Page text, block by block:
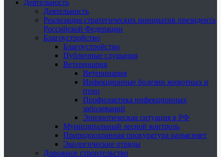
Деятельность
Деятельность
Реализация стратегических инициатив президента
Российской Федерации
Благоустройство
Благоустройство
Публичные слушания
Ветеринария
Ветеринария
Инфекционные болезни животных и
птиц
Профилактика инфекционных
заболеваний
Эпизоотическая ситуация в РФ
Муниципальный лесной контроль
Природоохранная прокуратура разъясняет
Экологические отряды
Дорожное строительство